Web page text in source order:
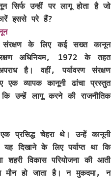
सिर्फ उन्हीं पर लागू होता है जो
इससे परे हैं?
संरक्षण के लिए कई सख्त कानून
अधिनियम, 1972 के तहत
है। वहीं, पर्यावरण संरक्षण
व्यापक कानूनी ढांचा प्रस्तुत
उन्हें लागू करने की राजनीतिक
प्रसिद्ध चेहरा थे। उन्हें कानूनी
दिखाने के लिए पर्याप्त था कि
विकास परियोजना की आती
मौन हो जाता है। न मुकदमा, न